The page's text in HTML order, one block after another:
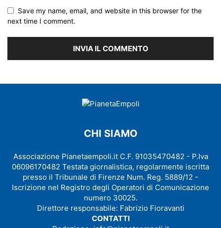
Save my name, email, and website in this browser for the
next time I comment.
CHI SIAMO
Associazione Pianetaempoli.it C.F. 91035470482 - P.Iva
06096170482 Testata giornalistica, regolarmente iscritta
presso il Tribunale di Firenze Num. Reg. 5889/12 -
Iscrizione nel Registro degli Operatori di Comunicazione
numero 30025.
Direttore responsabile: Fabrizio Fioravanti
CONTATTI